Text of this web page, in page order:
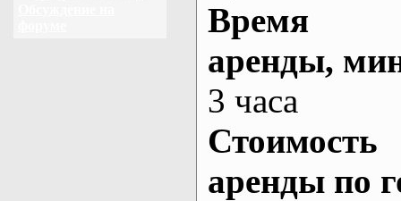
Время
аренды,
3 часа
Стоимость
аренды по